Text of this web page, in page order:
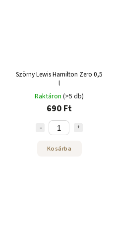
Szörny Lewis Hamilton Zero 0,5
l
Raktáron (>5 db)
690 Ft
Kosárba